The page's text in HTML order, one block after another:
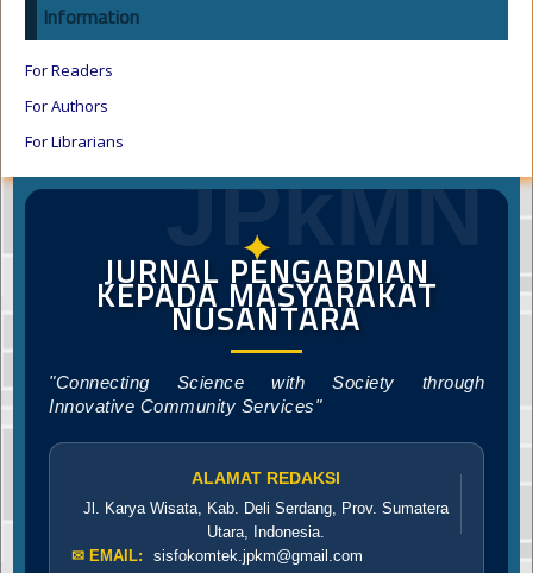
Information
For Readers
For Authors
For Librarians
JPkMN
✦
JURNAL PENGABDIAN
KEPADA MASYARAKAT
NUSANTARA
"Connecting Science with Society through
Innovative Community Services"
ALAMAT REDAKSI
Jl. Karya Wisata, Kab. Deli Serdang, Prov. Sumatera
Utara, Indonesia.
✉ EMAIL:
sisfokomtek.jpkm@gmail.com